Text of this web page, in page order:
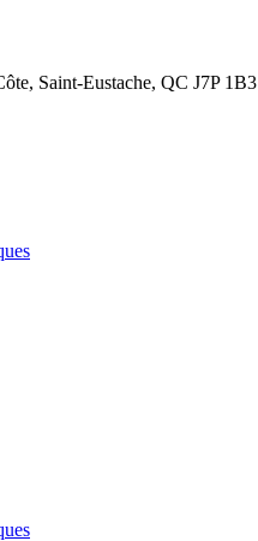
Saint-Eustache, QC J7P 1B3